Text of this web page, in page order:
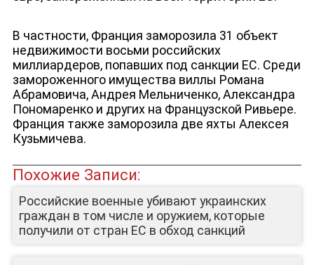
ЮТУБ-КАНАЛ
В частности, Франция заморозила 31 объект
недвижимости восьми российских
миллиардеров, попавших под санкции ЕС. Среди
замороженного имущества виллы Романа
Абрамовича, Андрея Мельниченко, Александра
Пономаренко и других на Французской Ривьере.
Франция также заморозила две яхты Алексея
Кузьмичева.
Похожие Записи:
Российские военные убивают украинских
граждан в том числе и оружием, которые
получили от стран ЕС в обход санкций